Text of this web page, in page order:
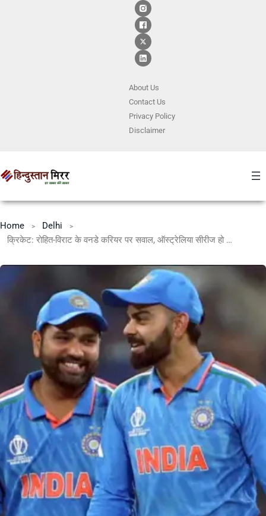
About Us
ContactUs
Privacy Policy
Disclaimer
Home
Delhi
क्रिकेट: रोहित-विराट के वनडे करियर पर सवाल, ऑस्ट्रेलिया सीरीज हो सकती है आखिरी